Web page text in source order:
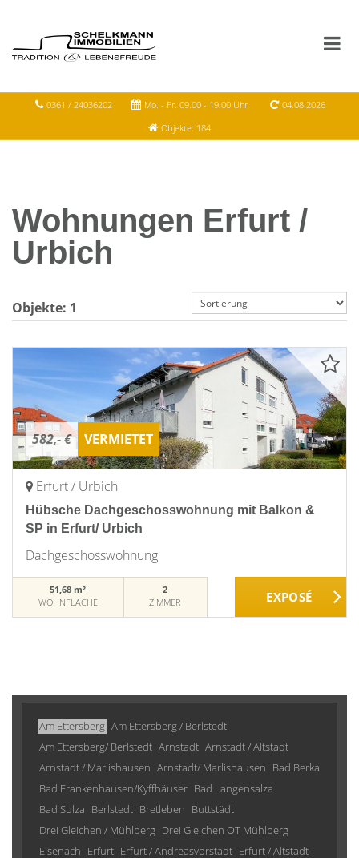
0361 / 24036202 Mo. - Fr. 09.00 - 19.00 Uhr
04.08.2026
Objekte: 184
Wohnungen Erfurt /
Urbich
Objekte: 1
582,- € VERMIETET
Erfurt / Urbich
Hübsche Dachgeschosswohnung mit Balkon &
SP in Erfurt/ Urbich
Dachgeschosswohnung
51,68 m²
WOHNFLÄCHE
2
ZIMMER
Am Ettersberg Am Ettersberg / Berlstedt
Am Ettersberg/ Berlstedt Arnstadt Arnstadt / Altstadt
Arnstadt / Marlishausen Arnstadt/ Marlishausen Bad Berka
Bad Frankenhausen/Kyffhäuser Bad Langensalza
Bad Sulza Berlstedt Bretleben Buttstädt
Drei Gleichen / Mühlberg Drei Gleichen OT Mühlberg
Eisenach Erfurt Erfurt / Andreasvorstadt Erfurt / Altstadt